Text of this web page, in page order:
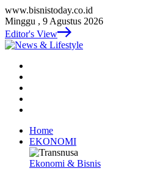
www.bisnistoday.co.id
Minggu , 9 Agustus 2026
Editor's View
Home
EKONOMI
Ekonomi & Bisnis